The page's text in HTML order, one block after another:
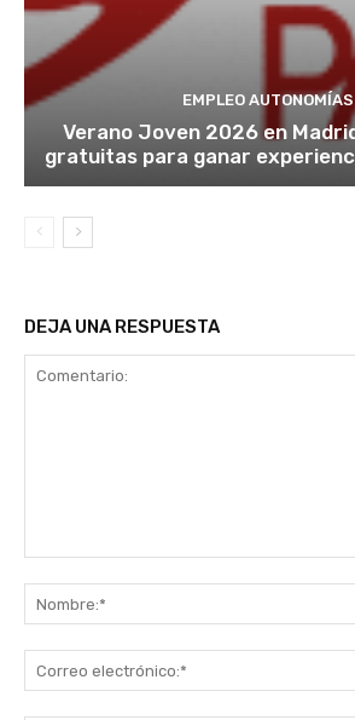
EMPLEO AUTONOMÍAS
Verano Joven 2026 en
gratuitas para ganar
DEJA UNA RESPUESTA